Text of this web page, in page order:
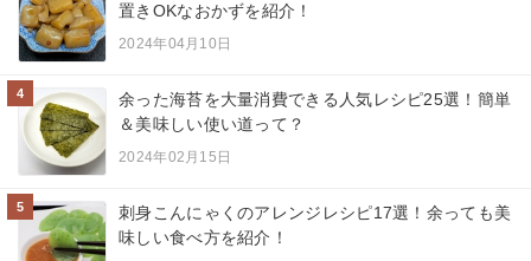
置きOKなおかずを紹介！
2024年04月10日
4
余った海苔を大量消費できる人気レシピ25選！簡単
＆美味しい使い道って？
2024年02月15日
5
刺身こんにゃくのアレンジレシピ17選！余っても美
味しい食べ方を紹介！